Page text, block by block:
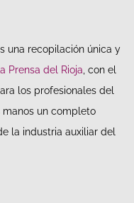
una recopilación única y
Prensa del Rioja , con el
los profesionales del
manos un completo
la industria auxiliar del